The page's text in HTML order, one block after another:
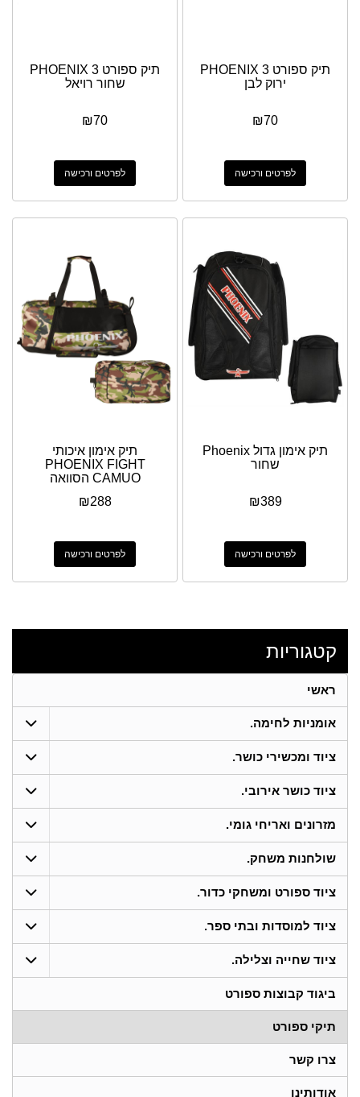
תיק ספורט PHOENIX 3
ירוק לבן
₪70
לפרטים ורכישה
תיק ספורט PHOENIX 3
שחור רויאל
₪70
לפרטים ורכישה
תיק אימון גדול Phoenix
שחור
₪389
לפרטים ורכישה
תיק אימון איכותי
PHOENIX FIGHT
CAMUO הסוואה
₪288
לפרטים ורכישה
קטגוריות
ראשי
אומניות לחימה.
ציוד ומכשירי כושר.
ציוד כושר אירובי.
מזרונים ואריחי גומי.
שולחנות משחק.
ציוד ספורט ומשחקי כדור.
ציוד למוסדות ובתי ספר.
ציוד שחייה וצלילה.
ביגוד קבוצות ספורט
תיקי ספורט
צרו קשר
אודותינו